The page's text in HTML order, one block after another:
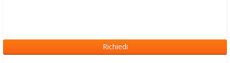
Richiedi